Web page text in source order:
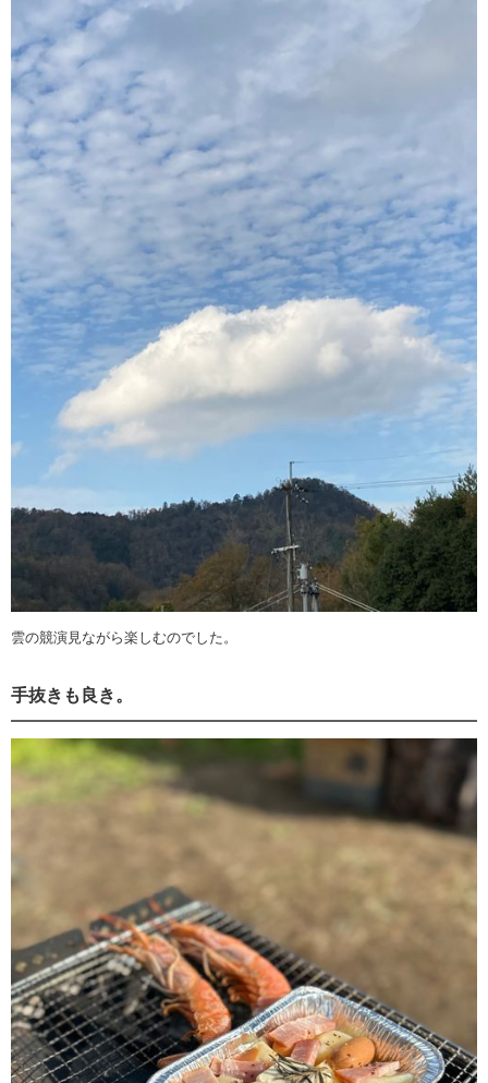
雲の競演見ながら楽しむのでした。
手抜きも良き。